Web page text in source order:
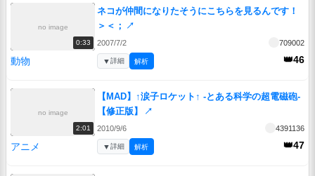
no image
0:33
ネコが仲間になりたそうにこちらを見るんです！
＞＜；
↗
2007/7/2 709002
動物 👑46
▼詳細 解析
no image
2:01
【MAD】↑涙子ロケット↑ -とある科学の超電磁砲-
【修正版】
↗
2010/9/6 4391136
アニメ 👑47
▼詳細 解析